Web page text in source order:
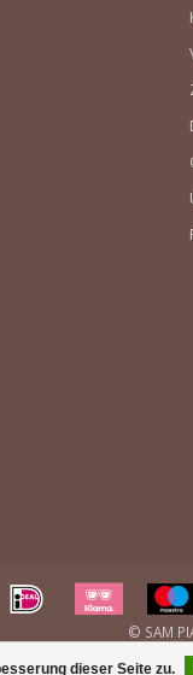
dieser Seite zu.